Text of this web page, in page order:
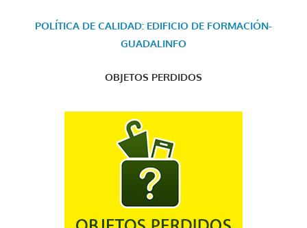
POLÍTICA DE CALIDAD: EDIFICIO DE FORMACIÓN-
GUADALINFO
OBJETOS PERDIDOS